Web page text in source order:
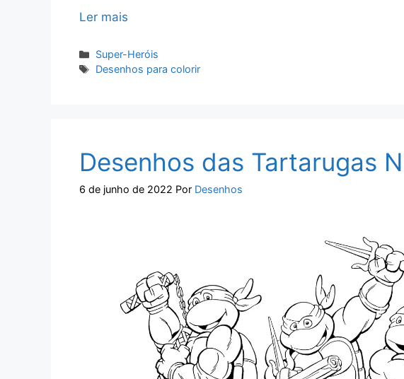
Ler mais
Categorias
Super-Heróis
Tags
Desenhos para colorir
Desenhos das Tartarugas
6 de junho de 2022 Por Desenhos